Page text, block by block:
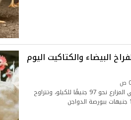
البيضاء والكتاكيت اليوم
سجل سعر الفراخ البيضاء اليوم في المزارع نحو 97 جنيهًا للكيلو، وتتراوح